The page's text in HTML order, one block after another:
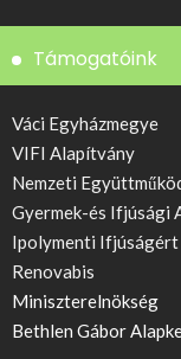
Támogatóink
Váci Egyházmegye
VIFI Alapítvány
Nemzeti
Gyermek-és Ifjúsági
Ipolymenti
Renovabis
Miniszterelnökség
Bethlen Gábor